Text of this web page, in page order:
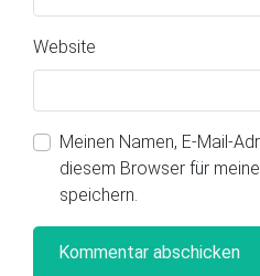
Website
Meinen Namen, E-Mail-
diesem Browser für
speichern.